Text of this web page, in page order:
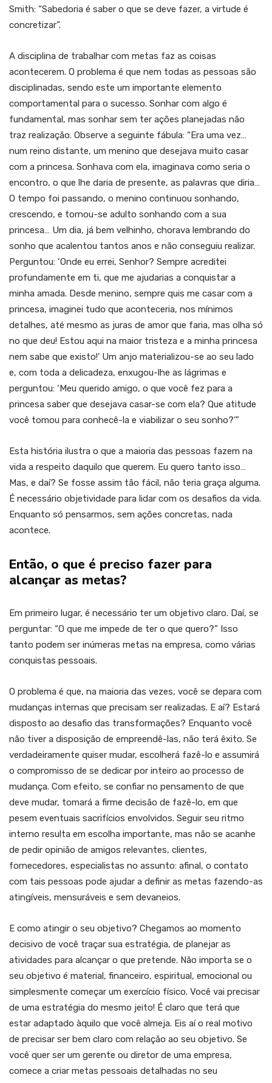
Smith: “Sabedoria é saber o que se deve fazer, a virtude é
concretizar”.
A disciplina de trabalhar com metas faz as coisas
acontecerem. O problema é que nem todas as pessoas são
disciplinadas, sendo este um importante elemento
comportamental para o sucesso. Sonhar com algo é
fundamental, mas sonhar sem ter ações planejadas não
traz realização. Observe a seguinte fábula: “Era uma vez…
num reino distante, um menino que desejava muito casar
com a princesa. Sonhava com ela, imaginava como seria o
encontro, o que lhe daria de presente, as palavras que diria…
O tempo foi passando, o menino continuou sonhando,
crescendo, e tornou-se adulto sonhando com a sua
princesa… Um dia, já bem velhinho, chorava lembrando do
sonho que acalentou tantos anos e não conseguiu realizar.
Perguntou: ‘Onde eu errei, Senhor? Sempre acreditei
profundamente em ti, que me ajudarias a conquistar a
minha amada. Desde menino, sempre quis me casar com a
princesa, imaginei tudo que aconteceria, nos mínimos
detalhes, até mesmo as juras de amor que faria, mas olha só
no que deu! Estou aqui na maior tristeza e a minha princesa
nem sabe que existo!’ Um anjo materializou-se ao seu lado
e, com toda a delicadeza, enxugou-lhe as lágrimas e
perguntou: ‘Meu querido amigo, o que você fez para a
princesa saber que desejava casar-se com ela? Que atitude
você tomou para conhecê-la e viabilizar o seu sonho?’”
Esta história ilustra o que a maioria das pessoas fazem na
vida a respeito daquilo que querem. Eu quero tanto isso…
Mas, e daí? Se fosse assim tão fácil, não teria graça alguma.
É necessário objetividade para lidar com os desafios da vida.
Enquanto só pensarmos, sem ações concretas, nada
acontece.
Então, o que é preciso fazer para
alcançar as metas?
Em primeiro lugar, é necessário ter um objetivo claro. Daí, se
perguntar: “O que me impede de ter o que quero?” Isso
tanto podem ser inúmeras metas na empresa, como várias
conquistas pessoais.
O problema é que, na maioria das vezes, você se depara com
mudanças internas que precisam ser realizadas. E aí? Estará
disposto ao desafio das transformações? Enquanto você
não tiver a disposição de empreendê-las, não terá êxito. Se
verdadeiramente quiser mudar, escolherá fazê-lo e assumirá
o compromisso de se dedicar por inteiro ao processo de
mudança. Com efeito, se confiar no pensamento de que
deve mudar, tomará a firme decisão de fazê-lo, em que
pesem eventuais sacrifícios envolvidos. Seguir seu ritmo
interno resulta em escolha importante, mas não se acanhe
de pedir opinião de amigos relevantes, clientes,
fornecedores, especialistas no assunto: afinal, o contato
com tais pessoas pode ajudar a definir as metas fazendo-as
atingíveis, mensuráveis e sem devaneios.
E como atingir o seu objetivo? Chegamos ao momento
decisivo de você traçar sua estratégia, de planejar as
atividades para alcançar o que pretende. Não importa se o
seu objetivo é material, financeiro, espiritual, emocional ou
simplesmente começar um exercício físico. Você vai precisar
de uma estratégia do mesmo jeito! É claro que terá que
estar adaptado àquilo que você almeja. Eis aí o real motivo
de precisar ser bem claro com relação ao seu objetivo. Se
você quer ser um gerente ou diretor de uma empresa,
comece a criar metas pessoais detalhadas no seu